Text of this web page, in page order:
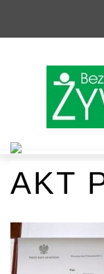
AKT